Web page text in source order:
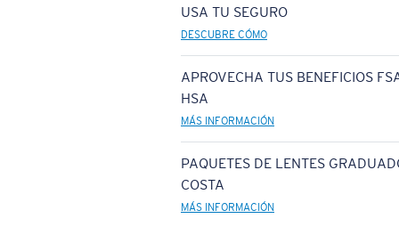
USA TU SEGURO
DESCUBRE CÓMO
APROVECHA TUS BENEFICIOS
HSA
MÁS INFORMACIÓN
PAQUETES DE LENTES
COSTA
MÁS INFORMACIÓN